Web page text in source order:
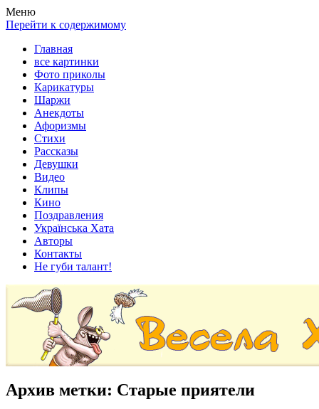
Весела хата — прикольные картинки, смешные истории,
клипы!
Покажем всем ваши фото приколы, карикатуры, шаржи, стихи,
рассказы, видео и песни!
Меню
Перейти к содержимому
Главная
все картинки
Фото приколы
Карикатуры
Шаржи
Анекдоты
Афоризмы
Стихи
Рассказы
Девушки
Видео
Клипы
Кино
Поздравления
Українська Хата
Авторы
Контакты
Не губи талант!
Архив метки: Старые приятели